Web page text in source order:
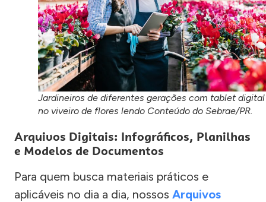
Jardineiros de diferentes gerações com tablet digital
no viveiro de flores lendo Conteúdo do Sebrae/PR.
Arquivos Digitais: Infográficos, Planilhas
e Modelos de Documentos
Para quem busca materiais práticos e
aplicáveis no dia a dia, nossos Arquivos